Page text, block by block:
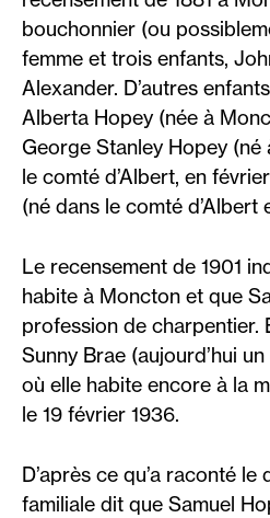
bouchonnier (ou
femme et trois enfants,
Alexander. D’autres
Alberta Hopey (née à
George Stanley Hopey
le comté d’Albert, en
(né dans le comté d’Albert
Le recensement de 1901
habite à Moncton et que
profession de charpentier.
Sunny Brae (aujourd’hui
où elle habite encore à la
le 19 février 1936.
D’après ce qu’a raconté le
familiale dit que Samuel